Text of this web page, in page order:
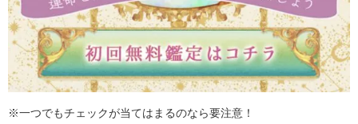
※一つでもチェックが当てはまるのなら要注意！